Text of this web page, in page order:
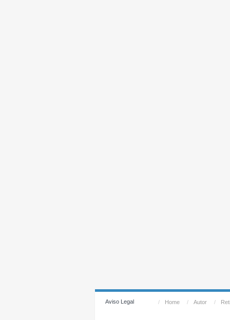
Aviso Legal / Home / Autor /